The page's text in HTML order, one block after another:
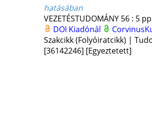
hatásában
VEZETÉSTUDOMÁNY 56: 5
DOI Kiadónál
Szakcikk (Folyóiratcikk) |
[36142246] [Egyeztetett]